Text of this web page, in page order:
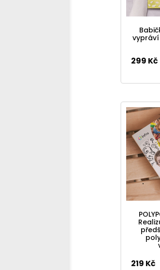
299 Kč
219 Kč